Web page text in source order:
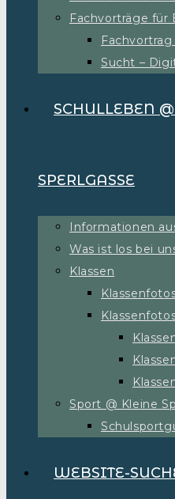
Fachvorträge für
Sucht –
SCHULLEBEN
SPERLGASSE
Informationen
Was ist los bei
Klassen
Sport @ Kleine
WEBSITE-